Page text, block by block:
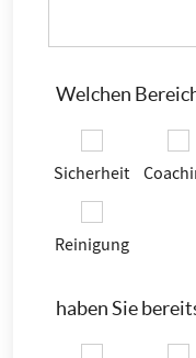
Welchen
Sicherheit
Reinigung
haben Sie